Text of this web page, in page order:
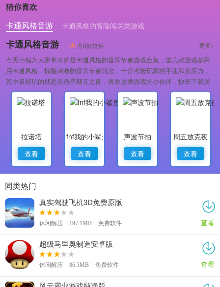
猜你喜欢
卡通风格音游
卡通风格的冒险闯关类游戏
卡通风格的轻松解压类游戏
卡通风格音游 共0款软件 更多>
今天小编为大家带来的是卡通风格的音乐节奏游戏合集，这几款游戏都采
用卡通风格，惊险刺激的音乐节奏玩法，十分考验玩家的手速和反应力，
其中最好玩的就是黑色星期五之夜，喜欢这类游戏的小伙伴，快来下载游
玩吧！
拉诺塔
查看
fnf我的小鲨鱼
查看
声波节拍
查看
周五放克夜
查看
同类热门
真实驾驶飞机3D免费原版
休闲解压 197.1MB 免费软件 查看
超级马里奥制造安卓版
休闲解压 96.3MB 免费软件 查看